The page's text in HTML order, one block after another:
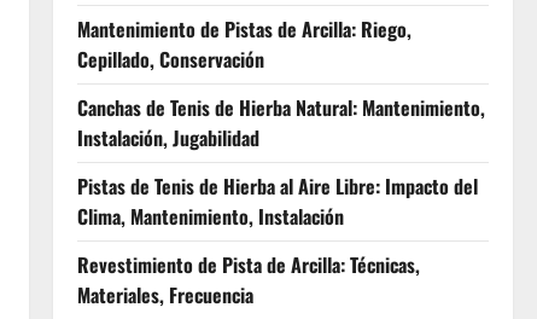
Mantenimiento de Pistas de Arcilla: Riego,
Cepillado, Conservación
Canchas de Tenis de Hierba Natural: Mantenimiento,
Instalación, Jugabilidad
Pistas de Tenis de Hierba al Aire Libre: Impacto del
Clima, Mantenimiento, Instalación
Revestimiento de Pista de Arcilla: Técnicas,
Materiales, Frecuencia